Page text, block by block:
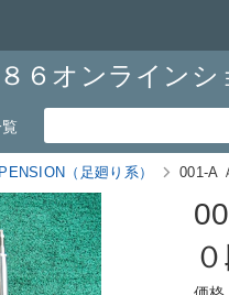
６オンラインシ
（足廻り系） 001-A